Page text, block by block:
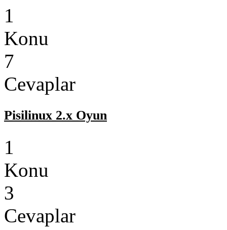
1
Konu
7
Cevaplar
Pisilinux 2.x Oyun
1
Konu
3
Cevaplar